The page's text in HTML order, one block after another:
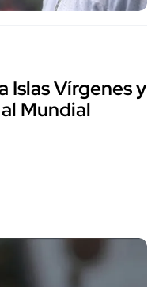
Islas Vírgenes y
Mundial